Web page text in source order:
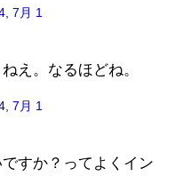
7月 1
え。なるほどね。
7月 1
すか？ってよくイン